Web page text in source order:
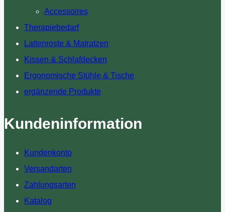
Accessoires
Therapiebedarf
Lattenroste & Matratzen
Kissen & Schlafdecken
Ergonomische Stühle & Tische
ergänzende Produkte
Kundeninformation
Kundenkonto
Versandarten
Zahlungsarten
Katalog